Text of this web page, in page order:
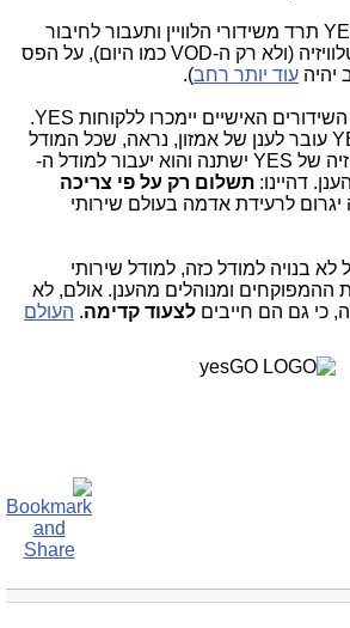
: יש לצפות, ש-YES תרד משידורי הלוויין ותעבור לחיבור
הלקוחות גם בערוצי הטלוויזיה (ולא רק ה-VOD כמו היום), על הפס
יהיה עוד יותר רחב).
. עלויות: לא ברור איך השידורים האישיים יימכרו ללקוחות YES.
היות וממילא הכל ב-YES עובר לענן של אמזון, נראה, שכל המודל
של מכירת שירותי טלוויזיה של YES ישתנה והוא יעבור למודל ה-
תשלום רק על פי צריכה
יגרום לרעידת אדמה בעולם שירותי
בנויה למודל כזה, למודל שירותי
ההמפוקחים ומנוהלים מהענן. אולם, לא
כי גם הם חייבים לצעוד קדימה. העולם